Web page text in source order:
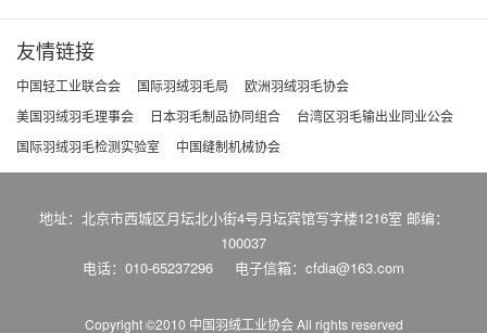
友情链接
中国轻工业联合会 国际羽绒羽毛局
欧洲羽绒羽毛协会
美国羽绒羽毛理事会
日本羽毛制品协同组合
台湾区羽毛输出业同业公会
国际羽绒羽毛检测实验室
中国缝制机械协会
地址：北京市西城区月坛北小街4号月坛宾馆写字楼1216室 邮编：
100037
电话：010-65237296
电子信箱：cfdia@163.com
Copyright ©2010 中国羽绒工业协会All rights reserved